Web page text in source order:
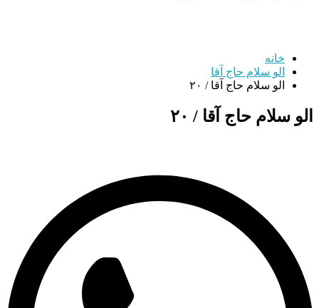
خانه
الو سلام حاج آقا
الو سلام حاج آقا / ۲۰
الو سلام حاج آقا / ۲۰